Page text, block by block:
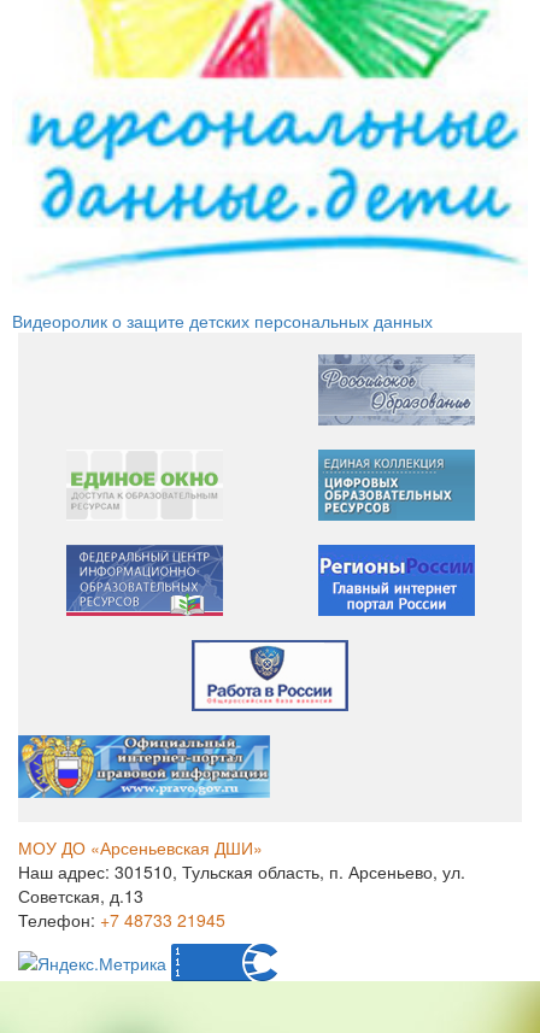
Видеоролик о защите детских персональных данных
МОУ ДО «Арсеньевская ДШИ»
Наш адрес: 301510, Тульская область, п. Арсеньево, ул.
Советская, д.13
Телефон: +7 48733 21945